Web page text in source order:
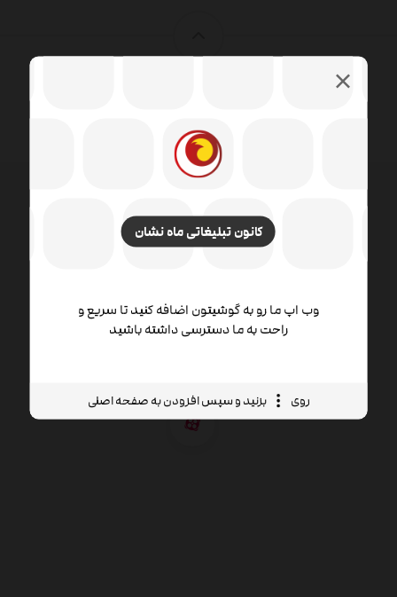
کانون تبلیغاتی ماه نشان
وب اپ ما رو به گوشیتون اضافه کنید تا سریع و
راحت به ما دسترسی داشته باشید
روی بزنید و سپس افزودن به صفحه اصلی
طراحی وب شامل مهارت ها و رشته های مختلفی در زمینه
نویسندگی از جمله کد استاندارد و نرم افزار اختصاصی ،
طراحی تجربه کاربر است.